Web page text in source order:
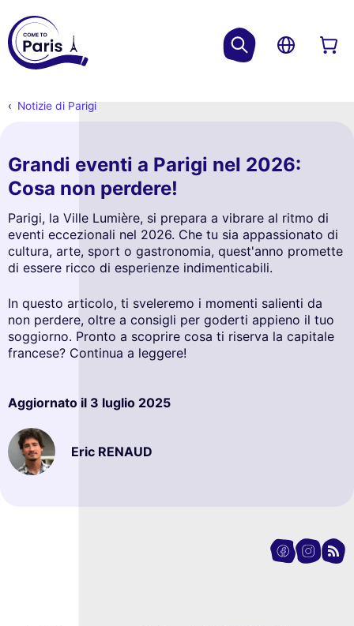
Notizie di Parigi
Grandi eventi a Parigi nel 2026:
Cosa non perdere!
Parigi, la Ville Lumière, si prepara a vibrare al ritmo di
eventi eccezionali nel 2026. Che tu sia appassionato di
cultura, arte, sport o gastronomia, quest'anno promette
di essere ricco di esperienze indimenticabili.
In questo articolo, ti sveleremo i momenti salienti da
non perdere, oltre a consigli per goderti appieno il tuo
soggiorno. Pronto a scoprire cosa ti riserva la capitale
francese? Continua a leggere!
Aggiornato il 3 luglio 2025
Eric RENAUD